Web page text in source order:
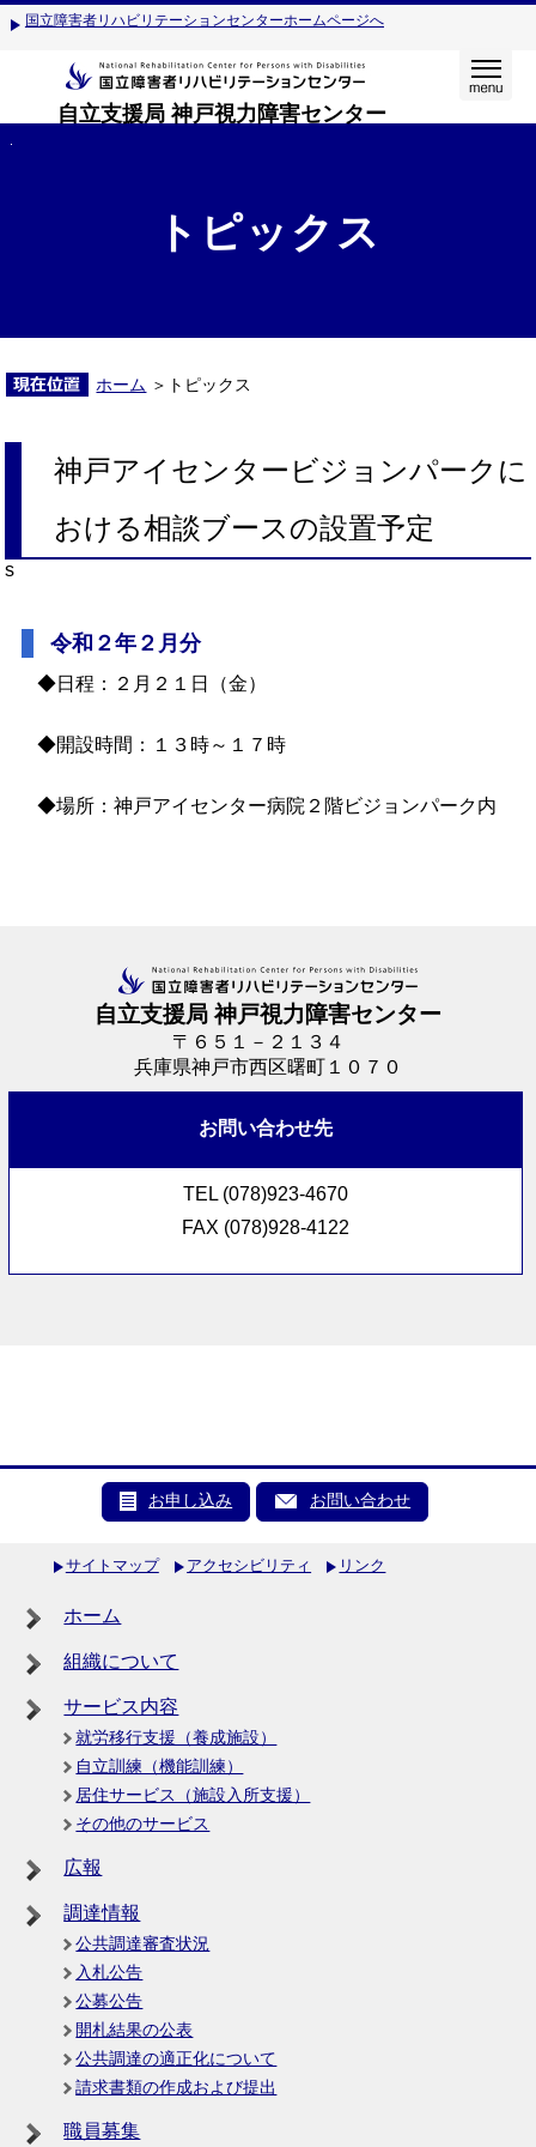
国立障害者リハビリテーションセンターホームページへ
自立支援局 神戸視力障害センター
トピックス
ホーム ＞トピックス
神戸アイセンタービジョンパークに
おける相談ブースの設置予定
s
令和２年２月分
◆日程：２月２１日（金）
◆開設時間：１３時～１７時
◆場所：神戸アイセンター病院２階ビジョンパーク内
自立支援局 神戸視力障害センター
〒６５１－２１３４
兵庫県神戸市西区曙町１０７０
お問い合わせ先
TEL (078)923-4670
FAX (078)928-4122
お申し込み お問い合わせ
サイトマップ アクセシビリティ リンク
ホーム
組織について
サービス内容
就労移行支援（養成施設）
自立訓練（機能訓練）
居住サービス（施設入所支援）
その他のサービス
広報
調達情報
公共調達審査状況
入札公告
公募公告
開札結果の公表
公共調達の適正化について
請求書類の作成および提出
職員募集